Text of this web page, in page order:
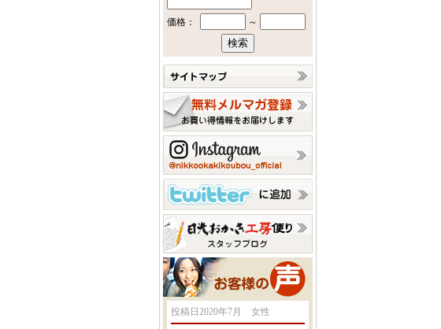
価格： ～
投稿日2020年7月 女性